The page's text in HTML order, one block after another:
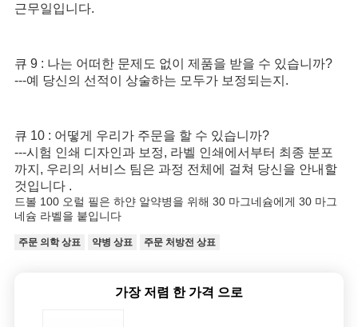
근무일입니다.
큐 9 : 나는 어떠한 문제도 없이 제품을 받을 수 있습니까?
---예 당신의 선적이 상술하는 모두가 보정되는지.
큐 10 : 어떻게 우리가 주문을 할 수 있습니까?
---시험 인쇄 디자인과 보정, 라벨 인쇄에서부터 최종 분포
까지, 우리의 서비스 팀은 과정 전체에 걸쳐 당신을 안내할
것입니다 .
드볼 100 오럴 필은 하얀 알약병을 위해 30 마그네슘에게 30 마그
네슘 라벨을 붙입니다
주문 의학 상표 약병 상표 주문 처방전 상표
가장 저렴 한 가격 으로